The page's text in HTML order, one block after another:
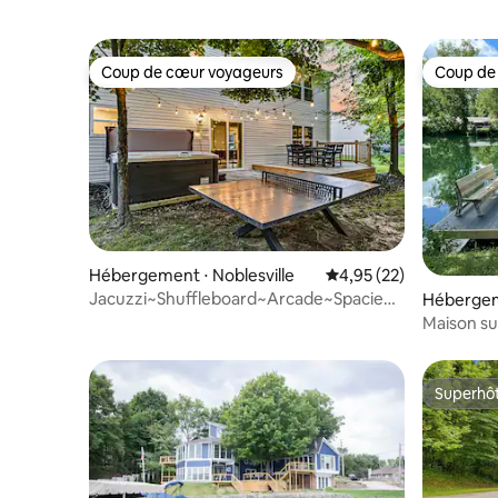
Coup de cœur voyageurs
Coup de cœur voyageurs
Hébergement ⋅ Noblesville Évaluation moyenne
4,95 (22)
Jacuzzi~Shuffleboard~Arcade~Spacieux
Coup
Coup
Maison